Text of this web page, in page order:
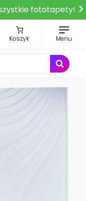
fototapety!
Koszyk Menu